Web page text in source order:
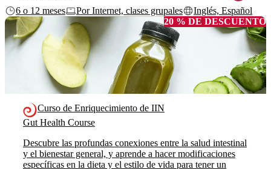
6 o 12 meses
Por Internet, clases grupales
Inglés, Español
20 % DE DESCUENTO
Curso de Enriquecimiento de IIN
Gut Health Course
Descubre las profundas conexiones entre la salud intestinal
y el bienestar general, y aprende a hacer modificaciones
específicas en la dieta y el estilo de vida para tener un